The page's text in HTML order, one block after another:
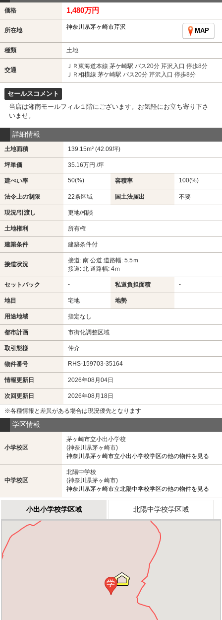
価格 1,480万円
所在地 神奈川県茅ヶ崎市芹沢
MAP
種類 土地
交通
ＪＲ東海道本線 茅ケ崎駅 バス20分 芹沢入口 停歩8分
ＪＲ相模線 茅ケ崎駅 バス20分 芹沢入口 停歩8分
セールスコメント
当店は湘南モールフィル１階にございます。お気軽にお立ち寄り下さ
いませ。
詳細情報
土地面積 139.15m² (42.09坪)
坪単価 35.16万円 /坪
建ぺい率 50(%) 容積率 100(%)
法令上の制限 22条区域 国土法届出 不要
現況/引渡し 更地/相談
土地権利 所有権
建築条件 建築条件付
接道状況
接道: 南 公道 道路幅: 5.5ｍ
接道: 北 道路幅: 4ｍ
セットバック - 私道負担面積 -
地目 宅地 地勢
用途地域 指定なし
都市計画 市街化調整区域
取引態様 仲介
物件番号 RHS-159703-35164
情報更新日 2026年08月04日
次回更新日 2026年08月18日
※各種情報と差異がある場合は現況優先となります
学区情報
小学校区
茅ヶ崎市立小出小学校
(神奈川県茅ヶ崎市)
神奈川県茅ヶ崎市立小出小学校学区の他の物件を見る
中学校区
北陽中学校
(神奈川県茅ヶ崎市)
神奈川県茅ヶ崎市立北陽中学校学区の他の物件を見る
小出小学校学区域 北陽中学校学区域
学